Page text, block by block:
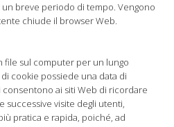
breve periodo di tempo. Vengono
chiude il browser Web.
file sul computer per un lungo
cookie possiede una data di
ai siti Web di ricordare
successive visite degli utenti,
pratica e rapida, poiché, ad